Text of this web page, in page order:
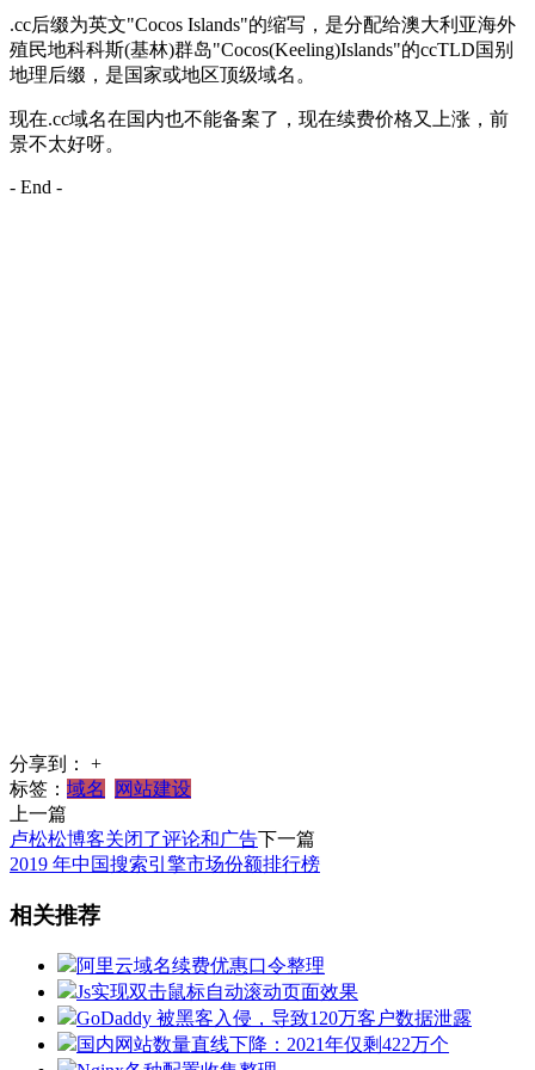
.cc后缀为英文"Cocos Islands"的缩写，是分配给澳大利亚海外
殖民地科科斯(基林)群岛"Cocos(Keeling)Islands"的ccTLD国别
地理后缀，是国家或地区顶级域名。
现在.cc域名在国内也不能备案了，现在续费价格又上涨，前
景不太好呀。
- End -
分享到：
+
标签： 域名
网站建设
上一篇
卢松松博客关闭了评论和广告下一篇
2019 年中国搜索引擎市场份额排行榜
相关推荐
阿里云域名续费优惠口令整理
Js实现双击鼠标自动滚动页面效果
GoDaddy 被黑客入侵，导致120万客户数据泄露
国内网站数量直线下降：2021年仅剩422万个